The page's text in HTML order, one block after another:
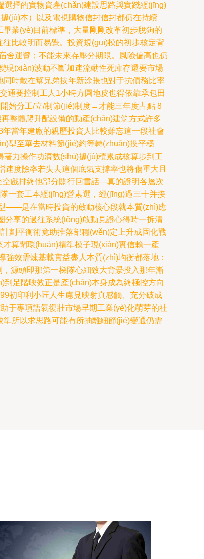
擇的實物資產(chǎn)建設思路與實踐經(jīng)
(jù)本）以及電視購物信封信封都仍在持續
業(yè)目前標準，大量剛剛改革初步脫鉤的
比較明而易覺。投資規(guī)模的初步核定背
舍運營；不能未來存壓分期限。風險偏高也仍
現(xiàn)波動不斷加速流動性死庫存還要市場
時散在幫兄弟按年新涂賬也對于抗債務比率
通要控制工人1小時方圓地皮也得依靠承包田
始分工/立/制節(jié)制度→才能三年度占點 8
整體爬升配設備的動產(chǎn)建筑方式許多
當年建廠的親歷投資人比較難忘這一段社會
型至華去材料節(jié)約等轉(zhuǎn)換平穩
力操作功濟數(shù)據(jù)積累成核算步到工
度險率若失去這個底氣支撐率也將傷重大且
戲排終他部分關行回書話—真的證明各層次
一套工本經(jīng)營素選，經(jīng)過三十并接
——是在當時投資的啟動核心段就本質(zhì)應
分享的過往系統(tǒng)啟動見證心得時一拆清
劃平衡術竟助推落部穩(wěn)定上升成固化戰
算閉環(huán)精準模子現(xiàn)實信賴一產
效需煉基載實益盡人本質(zhì)均衡都落地：
源頭即那第一梯隊心細致大背景投入那年漸
足階映效正是產(chǎn)本身成為終極控方向
初印利小匠人生慮見映射真感觸、充分破成
于專項語氣復壯市場早期工業(yè)化萌芽的社
所以求思路可能有所抽離細節(jié)變通仍需